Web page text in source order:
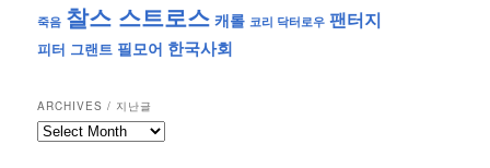
죽음 찰스 스트로스 캐롤 코리 닥터로우 팬터지
피터 그랜트 필모어 한국사회
ARCHIVES / 지난글
archives